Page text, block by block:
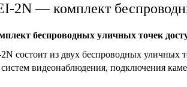
2N — комплект
беспроводных уличных точек
состоит из двух беспроводных уличных
видеонаблюдения, подключения